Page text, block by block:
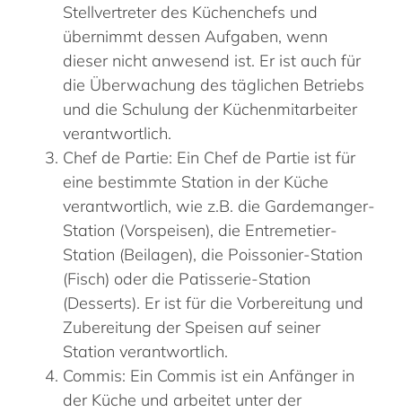
Stellvertreter des Küchenchefs und
übernimmt dessen Aufgaben, wenn
dieser nicht anwesend ist. Er ist auch für
die Überwachung des täglichen Betriebs
und die Schulung der Küchenmitarbeiter
verantwortlich.
Chef de Partie: Ein Chef de Partie ist für
eine bestimmte Station in der Küche
verantwortlich, wie z.B. die Gardemanger-
Station (Vorspeisen), die Entremetier-
Station (Beilagen), die Poissonier-Station
(Fisch) oder die Patisserie-Station
(Desserts). Er ist für die Vorbereitung und
Zubereitung der Speisen auf seiner
Station verantwortlich.
Commis: Ein Commis ist ein Anfänger in
der Küche und arbeitet unter der